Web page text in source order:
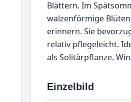
Blättern. Im
walzenförmige
erinnern. Sie
relativ pflegeleicht.
als Solitärpflanze.
Einzelbild